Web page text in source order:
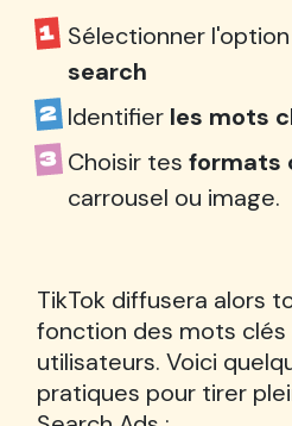
Sélectionner l'option
search
Identifier les mots
Choisir tes formats
carrousel ou image.
TikTok diffusera alors
fonction des mots clés
utilisateurs. Voici
pratiques pour tirer